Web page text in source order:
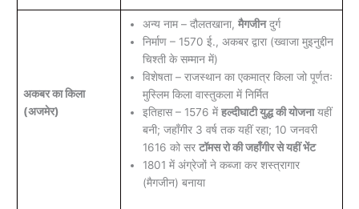
अकबर का किला
(अजमेर)
अन्य नाम – दौलतखाना, मैगजीनदुर्ग
निर्माण – 1570 ई., अकबर द्वारा (ख्वाजा मुइनुद्दीन
चिश्ती के सम्मान में)
विशेषता – राजस्थान का एकमात्र किला जो पूर्णतः
मुस्लिम किला वास्तुकला में निर्मित
इतिहास – 1576 मेंहल्दीघाटी युद्ध की योजनायहीं
बनी; जहाँगीर 3 वर्ष तक यहीं रहा; 10 जनवरी
1616 को सर टॉमस रो की जहाँगीर से यहीं भेंट
1801 में अंग्रेजों ने कब्जा कर शस्त्रागार
(मैगजीन) बनाया